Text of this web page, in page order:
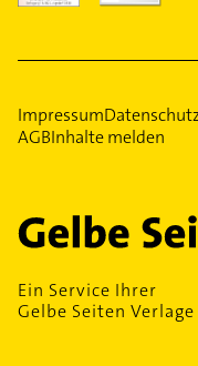
Impressum
AGBInhalte melden
Ein Service Ihrer
Gelbe Seiten Verlage